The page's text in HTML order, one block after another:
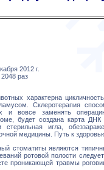
2012 г.
2048 раз
характерна
Склеротерапия
и вовсе заменять
будет создана карта
игла,
медицины. Путь к
стоматиты являются
ротовой полости
проникающей травмы